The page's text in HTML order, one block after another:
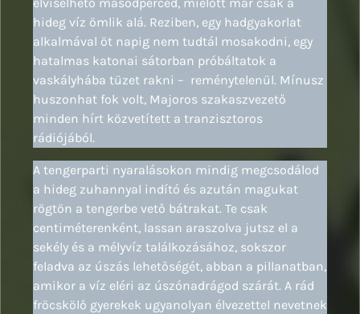
elviselhető másodperced, mielőtt már csak a
hideg víz ömlik alá. Reziben, egy hadgyakorlat
alkalmával öt napig nem tudtál mosakodni, egy
hatalmas katonai sátorban próbáltatok a
vaskályhába tüzet rakni – reménytelenül. Mínusz
huszonhat fok volt, Majoros szakaszvezető
minden hírt közvetített a tranzisztoros
rádiójából.
A tengerparti nyaralásokon mindig megcsodálod
a hideg zuhannyal indító és azután magukat
rögtön a tengerbe vető bátrakat. Te csak
centiméterenként, lassan araszolva jutsz el a
sekély és a mélyvíz találkozásához, sokszor
feladva az úszás lehetőségét, abban a pillanatban,
amikor a víz eléri az úszónadrágod szárát. A rád
fröcskölő gyerekek ugyanolyan élvezettel nevetnek